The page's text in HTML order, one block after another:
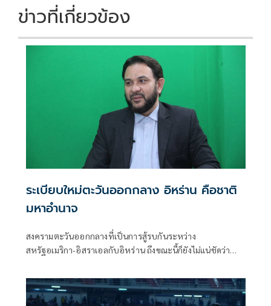
ข่าวที่เกี่ยวข้อง
ระเบียบใหม่ตะวันออกกลาง อิหร่าน คือชาติ
มหาอำนาจ
สงครามตะวันออกกลางที่เป็นการสู้รบกันระหว่าง
สหรัฐอเมริกา-อิสราเอลกับอิหร่าน ถึงขณะนี้ก็ยังไม่แน่ชัดว่า
ไม่